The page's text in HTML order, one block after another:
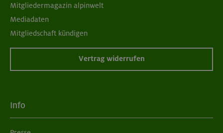
Mitgliedermagazin alpinwelt
Mediadaten
Mitgliedschaft kündigen
Vertrag widerrufen
Info